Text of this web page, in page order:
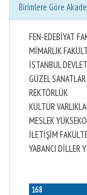
Birimlere Göre
FEN-EDEBİYAT
MİMARLIK
İSTANBUL
GÜZEL
REKTÖRLÜK
KÜLTÜR
MESLEK
İLETİŞİM
YABANCI DİLLER
168